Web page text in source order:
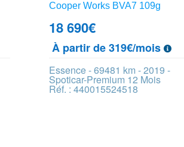
Cooper Works BVA7 109g
18 690€
À partir de 319€/mois
Essence - 69481 km - 2019 -
Spoticar-Premium 12 Mois
Réf. : 440015524518